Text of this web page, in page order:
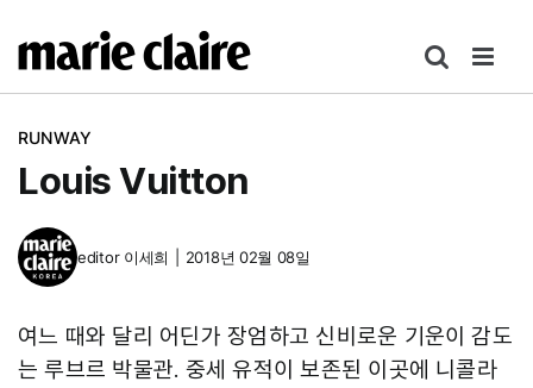
텐
RUNWAY
Louis Vuitton
editor 이세희 2018년 02월 08일
여느 때와 달리 어딘가 장엄하고 신비로운 기운이 감도
는 루브르 박물관. 중세 유적이 보존된 이곳에 니콜라